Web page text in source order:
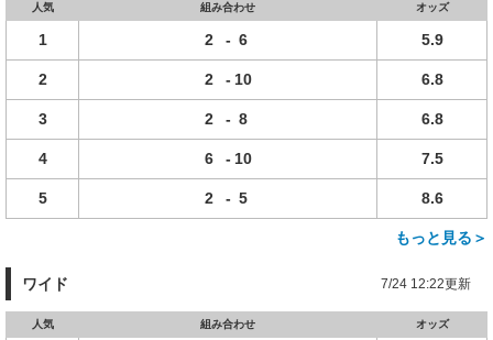
人気 組み合わせ オッズ
1 2 - 6 5.9
2 2 - 10 6.8
3 2 - 8 6.8
4 6 - 10 7.5
5 2 - 5 8.6
もっと見る＞
ワイド 7/24 12:22更新
人気 組み合わせ オッズ